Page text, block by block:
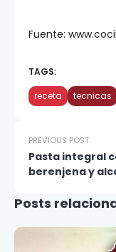
Fuente:
TAGS:
receta tecnicas
PREVIOUS POST
Pasta integral
berenjena y
Posts